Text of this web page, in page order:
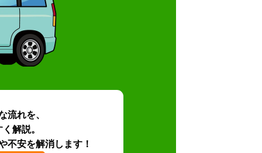
流れを、
解説。
不安を解消します！